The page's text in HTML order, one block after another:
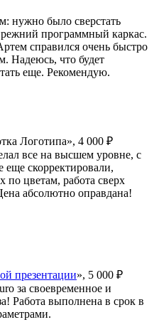
нужно было сверстать
программный каркас.
справился очень быстро
Надеюсь, что будет
еще. Рекомендую.
Логотипа», 4 000 ₽
все на высшем уровне, с
еще скорректировали,
по цветам, работа сверх
абсолютно оправдана!
презентации», 5 000 ₽
за своевременное и
Работа выполнена в срок в